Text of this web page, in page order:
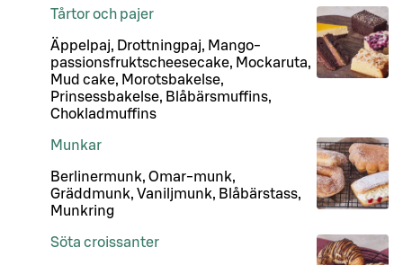
Tårtor och pajer
Äppelpaj, Drottningpaj, Mango-
passionsfruktscheesecake, Mockaruta,
Mud cake, Morotsbakelse,
Prinsessbakelse, Blåbärsmuffins,
Chokladmuffins
Munkar
Berlinermunk, Omar-munk,
Gräddmunk, Vaniljmunk, Blåbärstass,
Munkring
Söta croissanter